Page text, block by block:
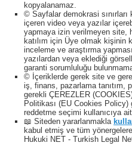
kopyalanamaz.
© Sayfalar demokrasi
içeren video veya yazılar
yapmaya izin verilmeyen site,
katılım için Üye olmak kişinin
inceleme ve araştırma
yazılardan veya eklediği
garanti sorumluluğu
© İçeriklerde gerek site ve
iş, finans, pazarlama tanıtım,
gerekli ÇEREZLER
Politikası (EU Cookies
reddetme seçimi kullanıcıya
📖 Siteden yararlanmakla
kabul etmiş ve tüm
Hukuki NET - Turkish Legal